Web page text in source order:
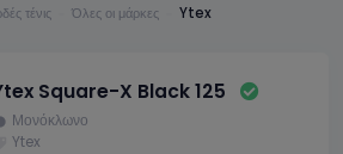
τένις Όλες οι μάρκες Ytex
Square-X Black 125
Μονόκλωνο
Ytex